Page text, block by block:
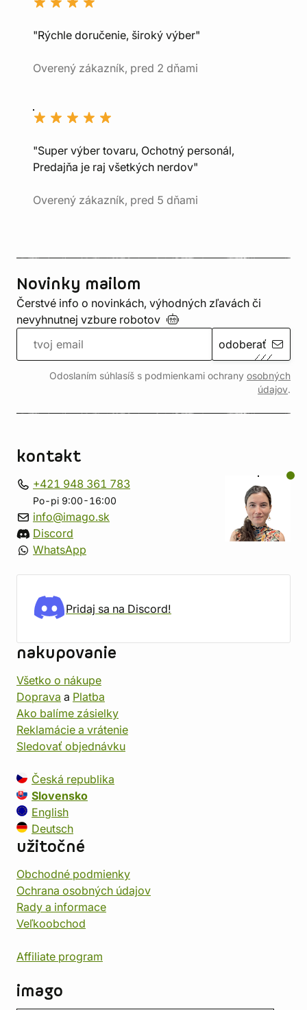
"Rýchle doručenie, široký výber"
Overený zákazník, pred 2 dňami
"Super výber tovaru, Ochotný personál,
Predajňa je raj všetkých nerdov"
Overený zákazník, pred 5 dňami
Novinky mailom
Čerstvé info o novinkách, výhodných zľavách či
nevyhnutnej vzbure robotov
odoberať
Odoslaním súhlasíš s podmienkami ochrany osobných
údajov.
kontakt
+421 948 361 783
Po-pi 9:00-16:00
info@imago.sk
Discord
WhatsApp
Pridaj sa na Discord!
nakupovanie
Všetko o nákupe
Doprava a Platba
Ako balíme zásielky
Reklamácie a vrátenie
Sledovať objednávku
Česká republika
Slovensko
English
Deutsch
užitočné
Obchodné podmienky
Ochrana osobných údajov
Rady a informace
Veľkoobchod
Affiliate program
imago